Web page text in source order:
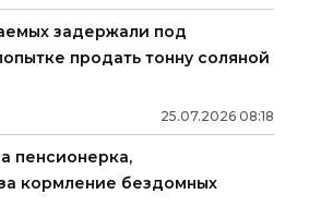
задержали под
продать тонну соляной
25.07.2026 08:18
пенсионерка,
кормление бездомных